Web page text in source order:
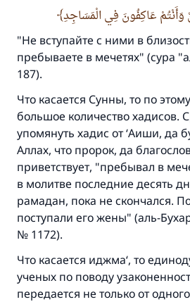
وَأَنْتُمْ عَاكِفُونَ فِي الْمَسَاجِدِ
"Не вступайте с ними в
пребываете в мечетях" (сура
187).
Что касается Сунны, то по
большое количество хадисов.
упомянуть хадис от ‘Аиши, да
Аллах, что пророк, да
приветствует, "пребывал в
в молитве последние десять
рамадан, пока не скончался.
поступали его жены" (аль-
№ 1172).
Что касается иджма‘, то
ученых по поводу
передается не только от